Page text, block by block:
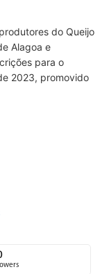
do Queijo
Alagoa e
para o
2023, promovido